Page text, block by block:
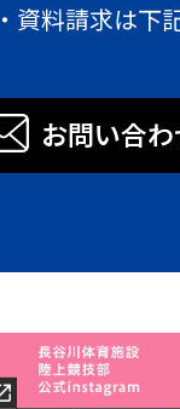
料請求は下
お問い合